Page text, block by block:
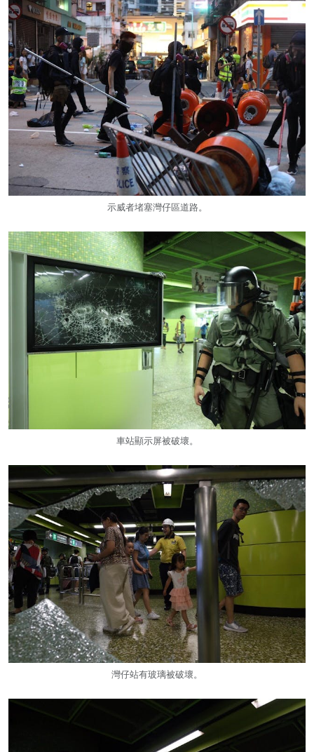
示威者堵塞灣仔區道路。
車站顯示屏被破壞。
灣仔站有玻璃被破壞。